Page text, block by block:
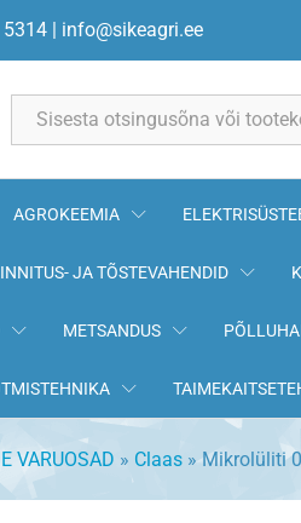
| info@sikeagri.ee
AGROKEEMIA
JA TÕSTEVAHENDID
METSANDUS
VARUOSAD » Claas » Mikrolüliti
CLAAS